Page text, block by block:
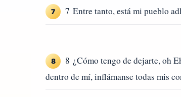
7 7 Entre tanto, está mi pueblo
8
8 ¿Cómo tengo de dejarte, oh
dentro de mí, inflámanse todas mis